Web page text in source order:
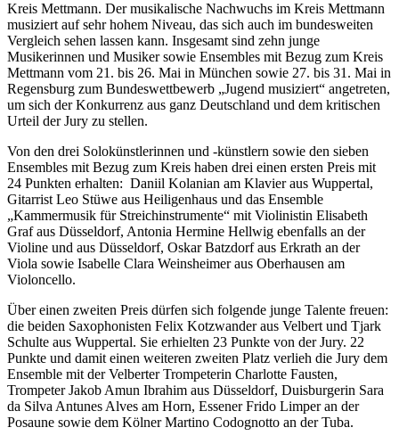
Kreis Mettmann. Der musikalische Nachwuchs im Kreis Mettmann
musiziert auf sehr hohem Niveau, das sich auch im bundesweiten
Vergleich sehen lassen kann. Insgesamt sind zehn junge
Musikerinnen und Musiker sowie Ensembles mit Bezug zum Kreis
Mettmann vom 21. bis 26. Mai in München sowie 27. bis 31. Mai in
Regensburg zum Bundeswettbewerb „Jugend musiziert“ angetreten,
um sich der Konkurrenz aus ganz Deutschland und dem kritischen
Urteil der Jury zu stellen.
Von den drei Solokünstlerinnen und -künstlern sowie den sieben
Ensembles mit Bezug zum Kreis haben drei einen ersten Preis mit
24 Punkten erhalten: Daniil Kolanian am Klavier aus Wuppertal,
Gitarrist Leo Stüwe aus Heiligenhaus und das Ensemble
„Kammermusik für Streichinstrumente“ mit Violinistin Elisabeth
Graf aus Düsseldorf, Antonia Hermine Hellwig ebenfalls an der
Violine und aus Düsseldorf, Oskar Batzdorf aus Erkrath an der
Viola sowie Isabelle Clara Weinsheimer aus Oberhausen am
Violoncello.
Über einen zweiten Preis dürfen sich folgende junge Talente freuen:
die beiden Saxophonisten Felix Kotzwander aus Velbert und Tjark
Schulte aus Wuppertal. Sie erhielten 23 Punkte von der Jury. 22
Punkte und damit einen weiteren zweiten Platz verlieh die Jury dem
Ensemble mit der Velberter Trompeterin Charlotte Fausten,
Trompeter Jakob Amun Ibrahim aus Düsseldorf, Duisburgerin Sara
da Silva Antunes Alves am Horn, Essener Frido Limper an der
Posaune sowie dem Kölner Martino Codognotto an der Tuba.